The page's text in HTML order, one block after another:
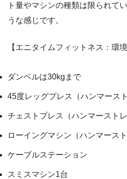
ト量やマシンの種類は限られて
うな感じです。
【エニタイムフィットネス：環境
ダンベルは30kgまで
45度レッグプレス（ハンマース
チェストプレス（ハンマーストレ
ローイングマシン（ハンマースト
ケーブルステーション
スミスマシン1台